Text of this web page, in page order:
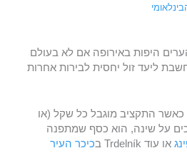
היפות באירופה אם לא בעולם
ליעד זול יחסית לבירות אחרות
התקציב מוגבל כל שקל (או
על שינה, הוא כסף שמתפנה
או עוד Trdelník ב
כיכר העיר